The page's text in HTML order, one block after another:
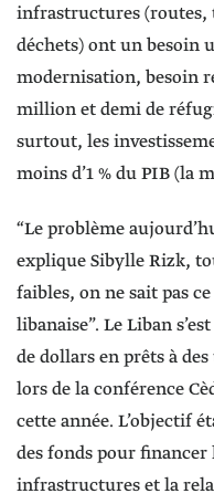
infrastructures (routes,
déchets) ont un besoin
modernisation, besoin
million et demi de
surtout, les
moins d’1 % du PIB (la
“Le problème
explique Sibylle Rizk,
faibles, on ne sait pas
libanaise”. Le Liban
de dollars en prêts à
lors de la conférence
cette année. L’objectif
des fonds pour financer
infrastructures et la